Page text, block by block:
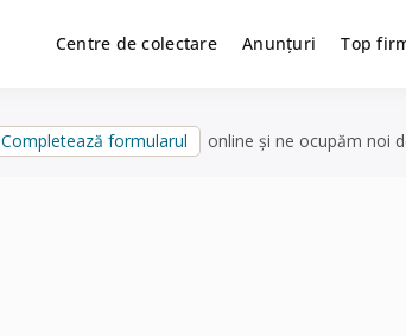
Centre de colectare Anunțuri Top
Completează formularul online și ne ocupăm noi